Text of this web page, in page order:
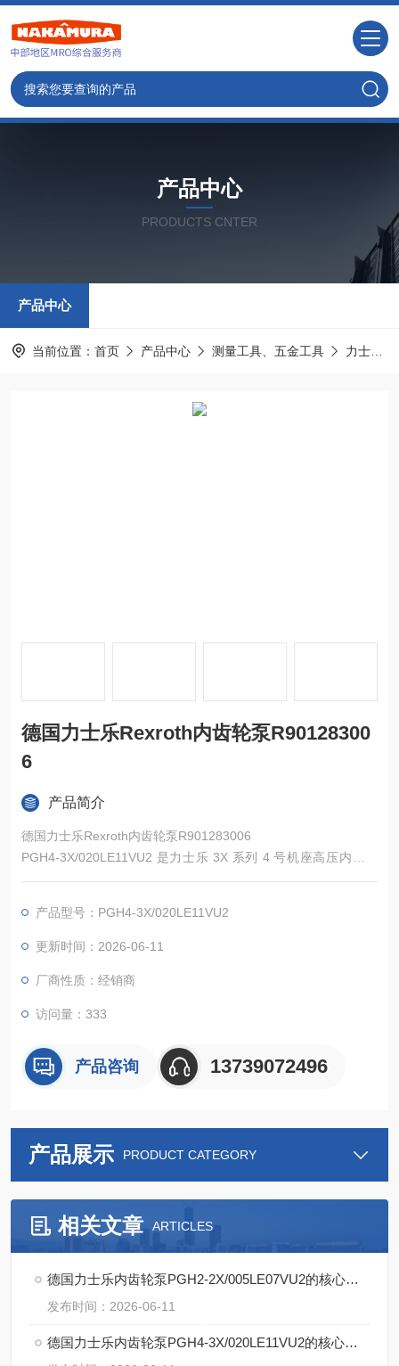
产品中心
PRODUCTS CNTER
产品中心
当前位置： 首页 产品中心 测量工具、五金工具 力士乐
德国力士乐Rexroth内齿轮泵R90128300
6
产品简介
德国力士乐Rexroth内齿轮泵R901283006
PGH4-3X/020LE11VU2 是力士乐 3X 系列 4 号机座高压内啮合
齿轮泵，公称排量 20cm³/r，采用轴向间隙补偿、内啮合齿形等
出色，可适配多种液压介质与宽范围转速工况。
产品型号：PGH4-3X/020LE11VU2
更新时间：2026-06-11
厂商性质：经销商
访问量：333
产品咨询 13739072496
产品展示 PRODUCT CATEGORY
相关文章 ARTICLES
德国力士乐内齿轮泵PGH2-2X/005LE07VU2的核心特点
发布时间：2026-06-11
德国力士乐内齿轮泵PGH4-3X/020LE11VU2的核心技术